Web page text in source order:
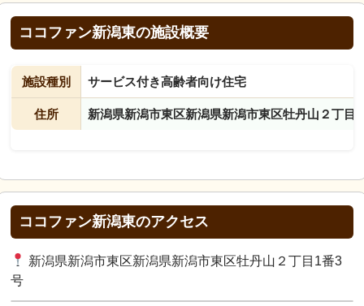
ココファン新潟東の施設概要
施設種別 サービス付き高齢者向け住宅
住所 新潟県新潟市東区新潟県新潟市東区牡丹山２丁目
ココファン新潟東のアクセス
新潟県新潟市東区新潟県新潟市東区牡丹山２丁目1番3
号